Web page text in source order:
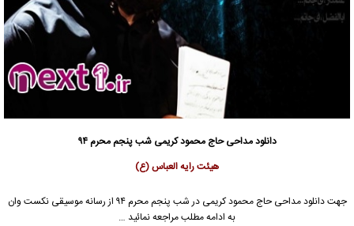
دانلود مداحی حاج محمود کریمی شب پنجم محرم ۹۴
هیئت رایه العباس (ع)
جهت دانلود مداحیحاج محمود کریمی
در شب پنجم محرم ۹۴ از رسانه موسیقی نکست وان
به ادامه مطلب مراجعه نمائید …